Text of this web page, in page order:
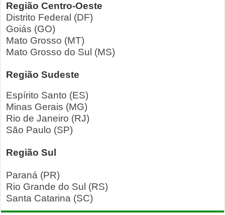
Região Centro-Oeste
Distrito Federal (DF)
Goiás (GO)
Mato Grosso (MT)
Mato Grosso do Sul (MS)
Região Sudeste
Espírito Santo (ES)
Minas Gerais (MG)
Rio de Janeiro (RJ)
São Paulo (SP)
Região Sul
Paraná (PR)
Rio Grande do Sul (RS)
Santa Catarina (SC)